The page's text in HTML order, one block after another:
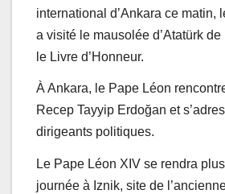
international d’Ankara ce matin,
a visité le mausolée d’Atatürk
le Livre d’Honneur.
À Ankara, le Pape Léon
Recep Tayyip Erdoğan et
dirigeants politiques.
Le Pape Léon XIV se rendra
journée à Iznik, site de